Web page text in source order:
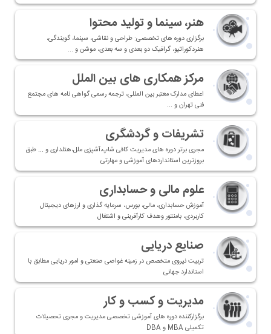
هنر، سينما و توليد محتوا
برگزاری دوره های تخصصی: طراحی و نقاشی، سینما، گویندگی،
هنردکوراتیو، گرافیک دو بعدی و سه بعدی، موشن و ...
مرکز همکاری های بین الملل
اعطای مدارک معتبر بین المللی، ترجمه رسمی گواهی نامه های مجتمع
فنی تهران و ...
تشریفات و گردشگری
مجری برتر دوره های مدیریت کافی شاپ،آشپزی ملل،هتلداری و ... طبق
بروزترین استانداردهای آموزشی و مهارتی
علوم مالی و حسابداری
‎آموزش حسابداری، مالی، بورس، سرمایه گذاری و ارزهای دیجیتال
کاربردی، بامنتور وهدف کارآفرینی و اشتغال
صنایع دریایی
تربیت نیروی متخصص در زمینه غواصی صنعتی و امور دریایی مطابق با
استاندارد جهانی
مدیریت و کسب و کار
برگزارکننده دوره های آموزشی تخصصی مدیریت و مجری تحصیلات
تکمیلی MBA و DBA